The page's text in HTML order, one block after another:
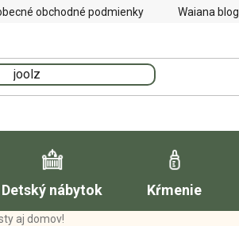
obchodné podmienky Waiana blog
Detský nábytok Kŕmenie
aj domov!